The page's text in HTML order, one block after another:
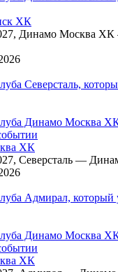
ХК
Динамо Москва
ХК
Северсталь —
ХК